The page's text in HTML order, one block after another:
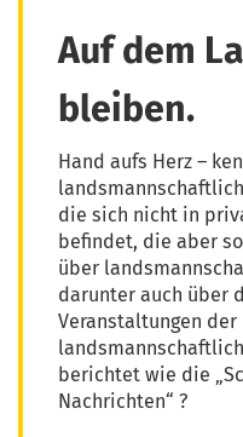
Auf dem
bleiben.
Hand aufs Herz –
die sich nicht in
befindet, die aber
über
darunter auch über
Veranstaltungen der
berichtet wie die
Nachrichten“ ?